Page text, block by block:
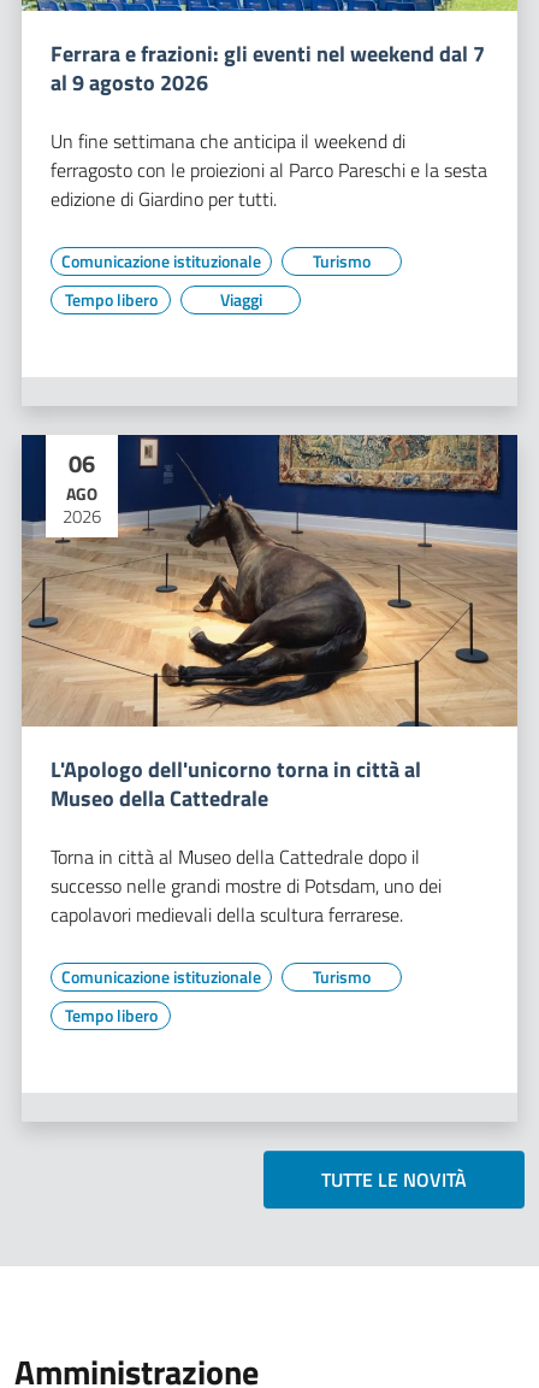
Ferrara e frazioni: gli eventi nel weekend dal 7
al 9 agosto 2026
Un fine settimana che anticipa il weekend di
ferragosto con le proiezioni al Parco Pareschi e la sesta
edizione di Giardino per tutti.
Comunicazione istituzionale
Turismo
Tempo libero
Viaggi
06
AGO
2026
L'Apologo dell'unicorno torna in città al
Museo della Cattedrale
Torna in città al Museo della Cattedrale dopo il
successo nelle grandi mostre di Potsdam, uno dei
capolavori medievali della scultura ferrarese.
Comunicazione istituzionale
Turismo
Tempo libero
TUTTE LE NOVITÀ
Amministrazione